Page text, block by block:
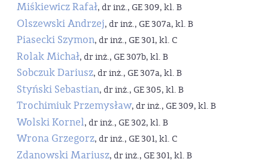
Miśkiewicz Rafał, dr inż., GE 309, kl. B
Olszewski Andrzej, dr inż., GE 307a, kl. B
Piasecki Szymon, dr inż., GE 301, kl. C
Rolak Michał, dr inż., GE 307b, kl. B
Sobczuk Dariusz, dr inż., GE 307a, kl. B
Styński Sebastian, dr inż., GE 305, kl. B
Trochimiuk Przemysław, dr inż., GE 309, kl. B
Wolski Kornel, dr inż., GE 302, kl. B
Wrona Grzegorz, dr inż., GE 301, kl. C
Zdanowski Mariusz, dr inż., GE 301, kl. B